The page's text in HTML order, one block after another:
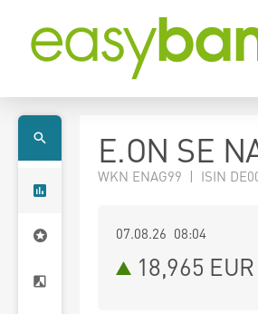
E.ON SE
WKN ENAG99 | ISIN
07.08.26 08:04
18,965 EUR